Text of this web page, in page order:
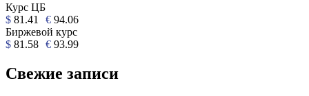
Курс ЦБ
$ 81.41 € 94.06
Биржевой курс
$ 81.58 € 93.99
Свежие записи